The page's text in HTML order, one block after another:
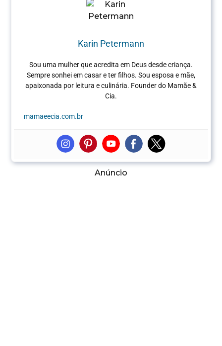
Karin Petermann
Sou uma mulher que acredita em Deus desde criança.
Sempre sonhei em casar e ter filhos. Sou esposa e mãe,
apaixonada por leitura e culinária. Founder do Mamãe &
Cia.
mamaeecia.com.br
Anúncio